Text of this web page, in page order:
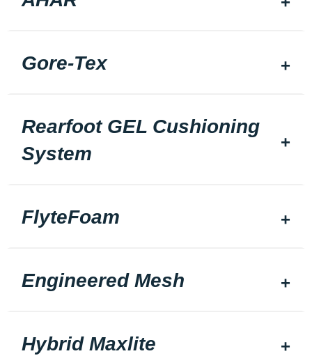
Gore-Tex
Rearfoot GEL Cushioning
System
FlyteFoam
Engineered Mesh
Hybrid Maxlite